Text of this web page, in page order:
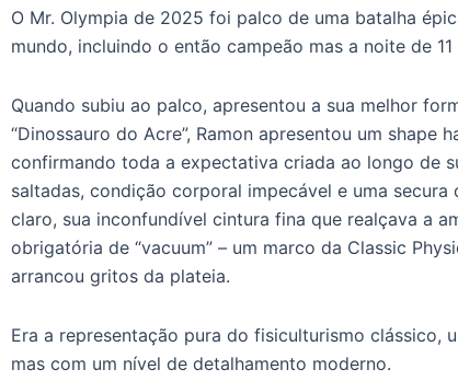
O Mr. Olympia de 2025 foi palco de uma batalha
mundo, incluindo o então campeão mas a noite de
Quando subiu ao palco, apresentou a sua melhor
“Dinossauro do Acre”, Ramon apresentou um shape
confirmando toda a expectativa criada ao longo de
saltadas, condição corporal impecável e uma
claro, sua inconfundível cintura fina que realçava a
obrigatória de “vacuum” – um marco da Classic
arrancou gritos da plateia.
Era a representação pura do fisiculturismo clássico,
mas com um nível de detalhamento moderno.